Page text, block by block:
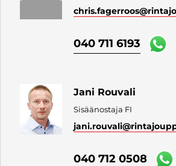
chris.fagerroos
040 711 6193
Jani Rouvali
Sisäänostaja FI
jani.rouvali
040 712 0508